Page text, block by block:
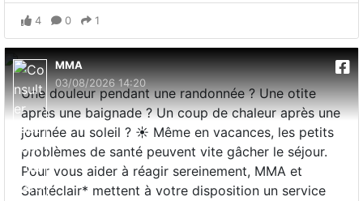
4 0 1
MMA
03/08/2026 14:20
Une douleur pendant une randonnée ? Une otite
après une baignade ? Un coup de chaleur après une
journée au soleil ? ☀️ Même en vacances, les petits
problèmes de santé peuvent vite gâcher le séjour.
Pour vous aider à réagir sereinement, MMA et
Santéclair* mettent à votre disposition un service